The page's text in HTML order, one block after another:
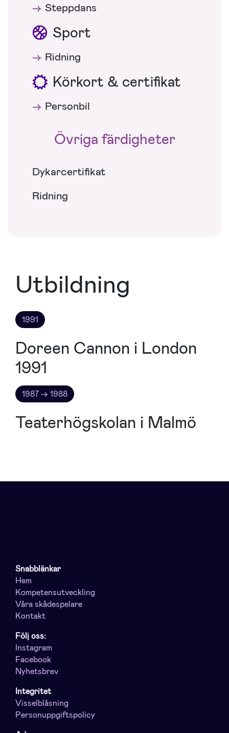
Steppdans
Sport
Ridning
Körkort & certifikat
Personbil
Övriga färdigheter
Dykarcertifikat
Ridning
Utbildning
1991
Doreen Cannon i London
1991
1987 → 1988
Teaterhögskolan i Malmö
Snabblänkar
Hem
Kompetensutveckling
Våra skådespelare
Kontakt
Följ oss:
Instagram
Facebook
Nyhetsbrev
Integritet
Visselblåsning
Personuppgiftspolicy